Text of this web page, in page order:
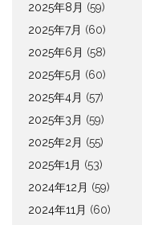
2025年8月 (59)
2025年7月 (60)
2025年6月 (58)
2025年5月 (60)
2025年4月 (57)
2025年3月 (59)
2025年2月 (55)
2025年1月 (53)
2024年12月 (59)
2024年11月 (60)